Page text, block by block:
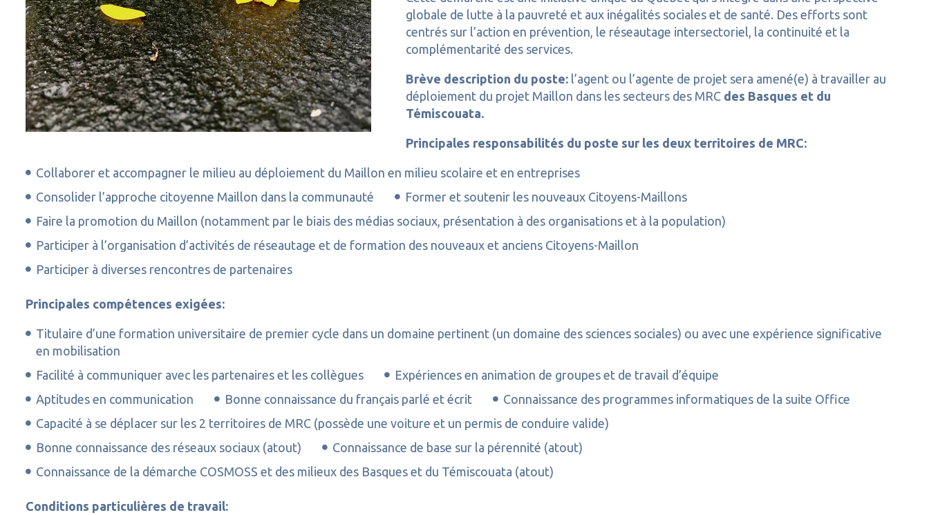
globale de lutte à la pauvreté et aux inégalités sociales et de santé. Des efforts sont
centrés sur l’action en prévention, le réseautage intersectoriel, la continuité et la
complémentarité des services.
Brève description du poste: l’agent ou l’agente de projet sera amené(e) à travailler au
déploiement du projet Maillon dans les secteurs des MRC des Basques et du
Témiscouata.
Principales responsabilités du poste sur les deux territoires de MRC:
Collaborer et accompagner le milieu au déploiement du Maillon en milieu scolaire et en entreprises
Consolider l’approche citoyenne Maillon dans la communauté
Former et soutenir les nouveaux Citoyens-Maillons
Faire la promotion du Maillon (notamment par le biais des médias sociaux, présentation à des organisations et à la population)
Participer à l’organisation d’activités de réseautage et de formation des nouveaux et anciens Citoyens-Maillon
Participer à diverses rencontres de partenaires
Principales compétences exigées:
Titulaire d’une formation universitaire de premier cycle dans un domaine pertinent (un domaine des sciences sociales) ou avec une expérience significative
en mobilisation
Facilité à communiquer avec les partenaires et les collègues
Expériences en animation de groupes et de travail d’équipe
Aptitudes en communication
Bonne connaissance du français parlé et écrit
Connaissance des programmes informatiques de la suite Office
Capacité à se déplacer sur les 2 territoires de MRC (possède une voiture et un permis de conduire valide)
Bonne connaissance des réseaux sociaux (atout)
Connaissance de base sur la pérennité (atout)
Connaissance de la démarche COSMOSS et des milieux des Basques et du Témiscouata (atout)
Conditions particulières de travail: